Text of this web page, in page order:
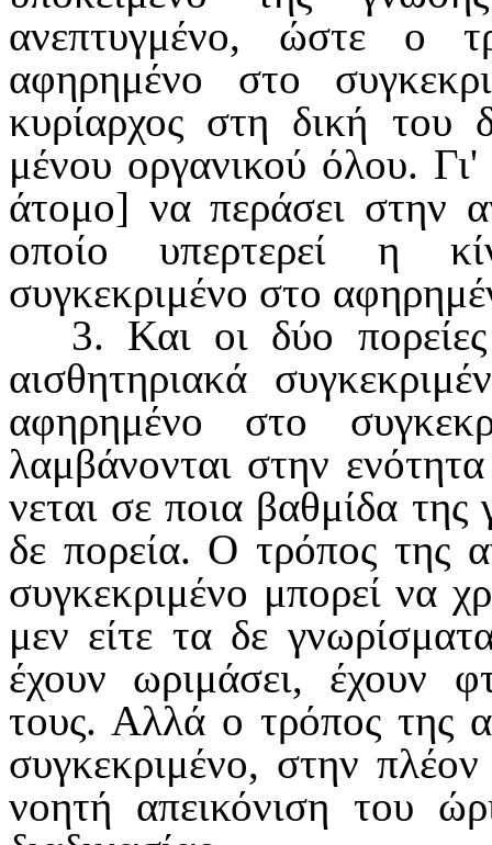
ανεπτυγμένο, ώστε ο
αφηρημένο στο
κυρίαρχος στη δική του
μένου οργανικού όλου.
άτο­μο] να περάσει στην
οποίο υπερτερεί η
συγκεκριμένο στο
3. Και οι δύο
αισθητη­ριακά
αφηρημένο στο
λαμβάνονται στην
νεται σε ποια βαθμίδα
δε πορεία. Ο τρόπος της
συγκεκρι­μένο μπορεί να
μεν είτε τα δε
έχουν ωριμάσει, έχουν
τους. Αλλά ο τρόπος της
συγκεκριμένο, στην
νοη­τή απεικόνιση του